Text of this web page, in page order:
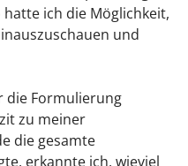
ich die Möglichkeit,
und
die Formulierung
zu meiner
die gesamte
erkannte ich, wieviel